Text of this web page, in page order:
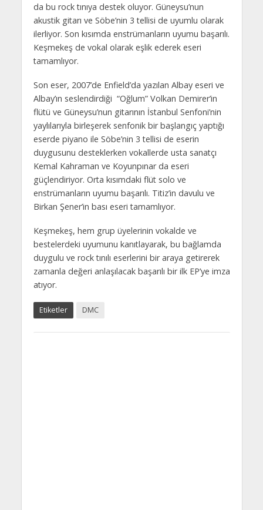
da bu rock tınıya destek oluyor. Güneysu’nun
akustik gitarı ve Söbe’nin 3 tellisi de uyumlu olarak
ilerliyor. Son kısımda enstrümanların uyumu başarılı.
Keşmekeş de vokal olarak eşlik ederek eseri
tamamlıyor.
Son eser, 2007’de Enfield’da yazılan Albay eseri ve
Albay’ın seslendirdiği “Oğlum” Volkan Demirer’in
flütü ve Güneysu’nun gitarının İstanbul Senfoni’nin
yaylılarıyla birleşerek senfonik bir başlangıç yaptığı
eserde piyano ile Söbe’nin 3 tellisi de eserin
duygusunu desteklerken vokallerde usta sanatçı
Kemal Kahraman ve Koyunpınar da eseri
güçlendiriyor. Orta kısımdaki flüt solo ve
enstrümanların uyumu başarılı. Titiz’in davulu ve
Birkan Şener’in bası eseri tamamlıyor.
Keşmekeş, hem grup üyelerinin vokalde ve
bestelerdeki uyumunu kanıtlayarak, bu bağlamda
duygulu ve rock tınılı eserlerini bir araya getirerek
zamanla değeri anlaşılacak başarılı bir ilk EP’ye imza
atıyor.
Etiketler DMC